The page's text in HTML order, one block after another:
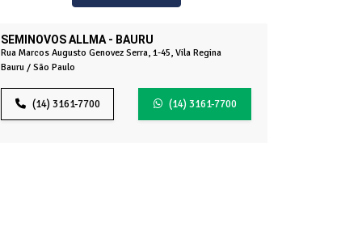
SEMINOVOS ALLMA - BAURU
Rua Marcos Augusto Genovez Serra, 1-45, Vila Regina
Bauru / São Paulo
(14) 3161-7700 (14) 3161-7700